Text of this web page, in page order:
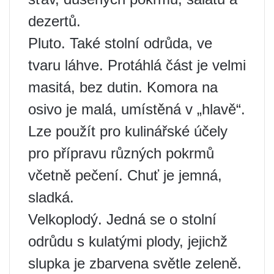
dezertů.
Pluto. Také stolní odrůda, ve
tvaru láhve. Protáhlá část je velmi
masitá, bez dutin. Komora na
osivo je malá, umístěná v „hlavě“.
Lze použít pro kulinářské účely
pro přípravu různých pokrmů
včetně pečení. Chuť je jemná,
sladká.
Velkoplodý. Jedná se o stolní
odrůdu s kulatými plody, jejichž
slupka je zbarvena světle zeleně.